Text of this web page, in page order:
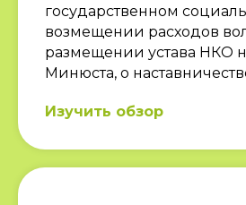
государственном
возмещении расходов
размещении устава НКО
Минюста, о
Изучить обзор